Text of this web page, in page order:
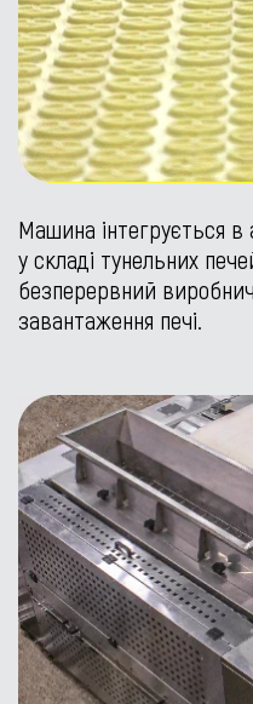
Машина інтегрується в
у складі тунельних
безперервний
завантаження печі.